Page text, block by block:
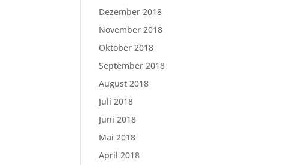
Dezember 2018
November 2018
Oktober 2018
September 2018
August 2018
Juli 2018
Juni 2018
Mai 2018
April 2018